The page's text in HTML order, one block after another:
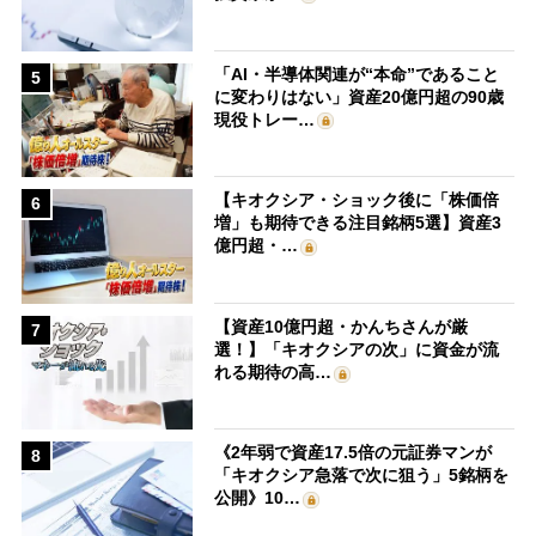
5
「AI・半導体関連が“本命”であること
に変わりはない」資産20億円超の90歳
現役トレー…
6
【キオクシア・ショック後に「株価倍
増」も期待できる注目銘柄5選】資産3
億円超・…
7
【資産10億円超・かんちさんが厳
選！】「キオクシアの次」に資金が流
れる期待の高…
8
《2年弱で資産17.5倍の元証券マンが
「キオクシア急落で次に狙う」5銘柄を
公開》10…